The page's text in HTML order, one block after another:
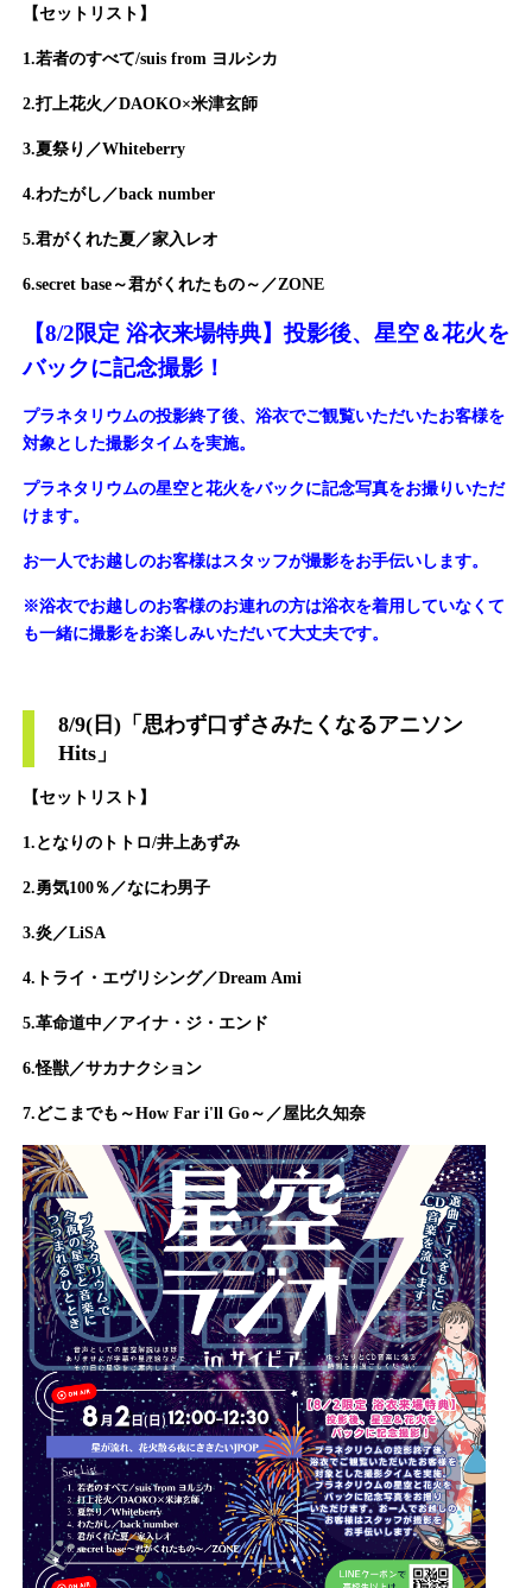
【セットリスト】
1.若者のすべて/suis from ヨルシカ
2.打上花火／DAOKO×米津玄師
3.夏祭り／Whiteberry
4.わたがし／back number
5.君がくれた夏／家入レオ
6.secret base～君がくれたもの～／ZONE
【8/2限定 浴衣来場特典】投影後、星空＆花火を
バックに記念撮影！
プラネタリウムの投影終了後、 浴衣でご観覧いただいたお客様を
対象とした撮影タイムを実施。
プラネタリウムの星空と花火をバックに記念写真をお撮り いただ
けます。
お一人でお越しのお客様はスタッフが撮影をお手伝いします。
※浴衣でお越しのお客様のお連れの方は浴衣を着用していなくて
も一緒に撮影をお楽しみいただいて大丈夫です。
8/9(日)「 思わず口ずさみたくなるアニソン
Hits」
【セットリスト】
1.となりのトトロ/井上あずみ
2.勇気100％／なにわ男子
3.炎／LiSA
4.トライ・エヴリシング／Dream Ami
5.革命道中／アイナ・ジ・エンド
6.怪獣／サカナクション
7.どこまでも～How Far i'll Go～／屋比久知奈